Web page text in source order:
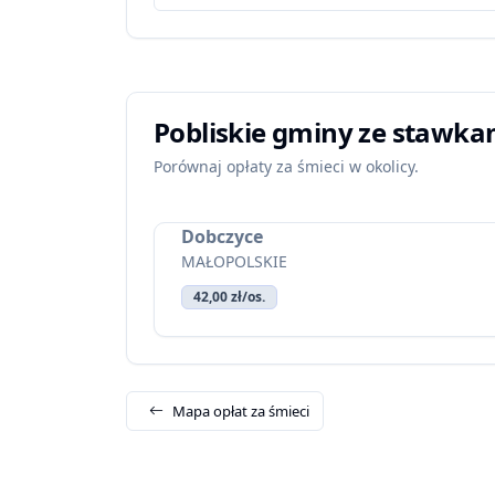
Pobliskie gminy ze
Porównaj opłaty za śmieci w okolicy.
Dobczyce
MAŁOPOLSKIE
42,00 zł/os.
Mapa opłat za śmieci